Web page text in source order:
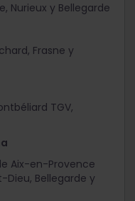
Nurieux y Bellegarde
Frasne y
TGV,
Aix-en-Provence
Dieu, Bellegarde y